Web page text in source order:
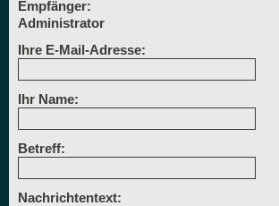
Empfänger:
Administrator
Ihre E-Mail-Adresse:
Ihr Name:
Betreff:
Nachrichtentext: